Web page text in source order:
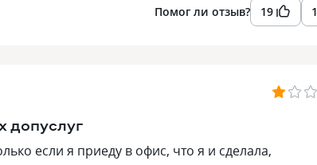
Помог ли отзыв? 19
допуслуг
если я приеду в офис, что я и сделала,